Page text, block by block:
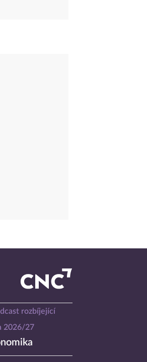
rozbíjející
2026/27